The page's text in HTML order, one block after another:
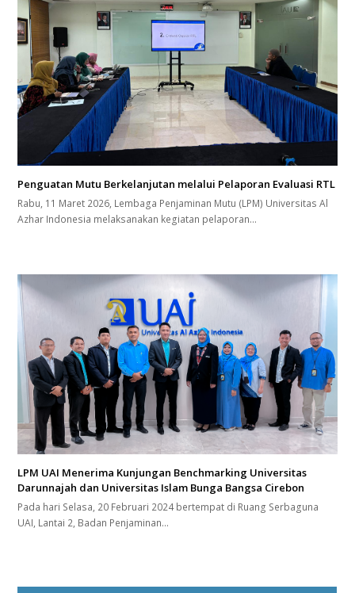
Penguatan Mutu Berkelanjutan melalui Pelaporan Evaluasi RTL
Rabu, 11 Maret 2026, Lembaga Penjaminan Mutu (LPM) Universitas Al
Azhar Indonesia melaksanakan kegiatan pelaporan…
LPM UAI Menerima Kunjungan Benchmarking Universitas
Darunnajah dan Universitas Islam Bunga Bangsa Cirebon
Pada hari Selasa, 20 Februari 2024 bertempat di Ruang Serbaguna
UAI, Lantai 2, Badan Penjaminan…